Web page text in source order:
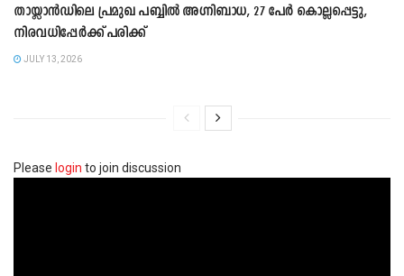
തായ്ലാൻഡിലെ പ്രമുഖ പബ്ബിൽ അഗ്നിബാധ, 27 പേർ കൊല്ലപ്പെട്ടു,
നിരവധിപ്പേർക്ക് പരിക്ക്
JULY 13, 2026
Please login to join discussion